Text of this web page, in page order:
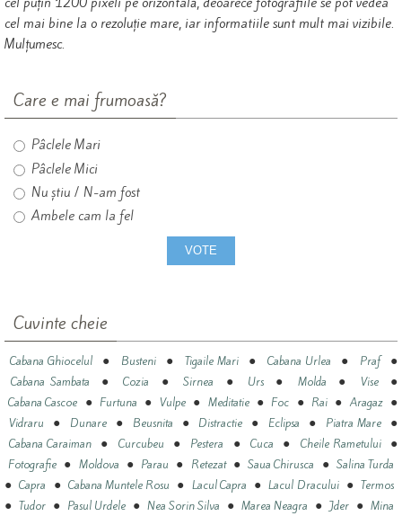
cel mai bine la o rezoluție mare, iar informatiile sunt mult mai vizibile.
Mulțumesc.
Care e mai frumoasă?
Pâclele Mari
Pâclele Mici
Nu știu / N-am fost
Ambele cam la fel
Cuvinte cheie
Cabana Ghiocelul ● Busteni● Tigaile Mari ● Cabana Urlea ● Praf●
Cabana Sambata ●Cozia ●Sirnea ● Urs● Molda ● Vise●
Cabana Cascoe ● Furtuna ● Vulpe● Meditatie● Foc ● Rai ●Aragaz●
Vidraru ● Dunare● Beusnita ● Distractie ● Eclipsa ● Piatra Mare ●
Cabana Caraiman ● Curcubeu ● Pestera ●Cuca ● Cheile Rametului●
Fotografie ● Moldova ● Parau ● Retezat●Saua Chirusca ● Salina Turda
●Capra ● Cabana Muntele Rosu ● Lacul Capra ●Lacul Dracului●Termos
● Tudor ● Pasul Urdele ● Nea Sorin Silva ● Marea Neagra ● Jder ● Mina